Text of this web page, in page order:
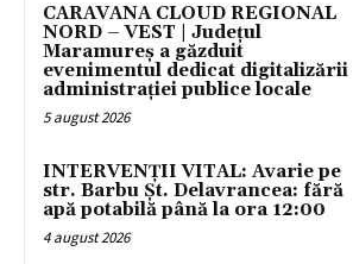
CARAVANA CLOUD REGIONAL
NORD – VEST | Județul
Maramureș a găzduit
evenimentul dedicat digitalizării
administrației publice locale
5 august 2026
INTERVENȚII VITAL: Avarie pe
str. Barbu Șt. Delavrancea: fără
apă potabilă până la ora 12:00
4 august 2026